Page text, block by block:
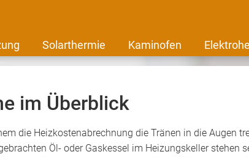
Solarthermie Kaminofen
im Überblick
die Heizkostenabrechnung die Tränen in die Augen
Öl- oder Gaskessel im Heizungskeller stehen